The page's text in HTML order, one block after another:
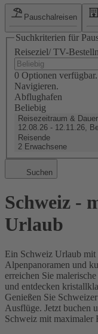
Pauschalreisen
Suchkriterien für
Reiseziel/ TV-
0 Optionen
Navigieren.
Abflughafen
Beliebig
Reisezeitraum & Dauer
12.08.26 - 12.11.26,
Reisende
2 Erwachsene
Suchen
Schweiz -
Urlaub
Ein Schweiz Urlaub mit
Alpenpanoramen und
erreichen Sie
und entdecken
Genießen Sie
Ausflüge. Jetzt buchen
Schweiz mit maximaler